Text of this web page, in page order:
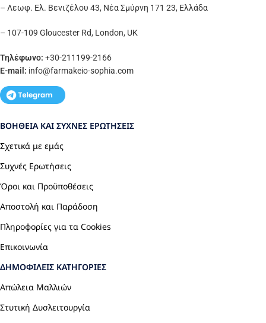
– Λεωφ. Ελ. Βενιζέλου 43, Νέα Σμύρνη 171 23, Ελλάδα
– 107-109 Gloucester Rd, London, UK
Τηλέφωνο: +30-211199-2166
E-mail: info@farmakeio-sophia.com
ΒΟΉΘΕΙΑ ΚΑΙ ΣΥΧΝΈΣ ΕΡΩΤΉΣΕΙΣ
Σχετικά με εμάς
Συχνές Ερωτήσεις
Όροι και Προϋποθέσεις
Αποστολή και Παράδοση
Πληροφορίες για τα Cookies
Επικοινωνία
ΔΗΜΟΦΙΛΕΊΣ ΚΑΤΗΓΟΡΊΕΣ
Απώλεια Μαλλιών
Στυτική Δυσλειτουργία